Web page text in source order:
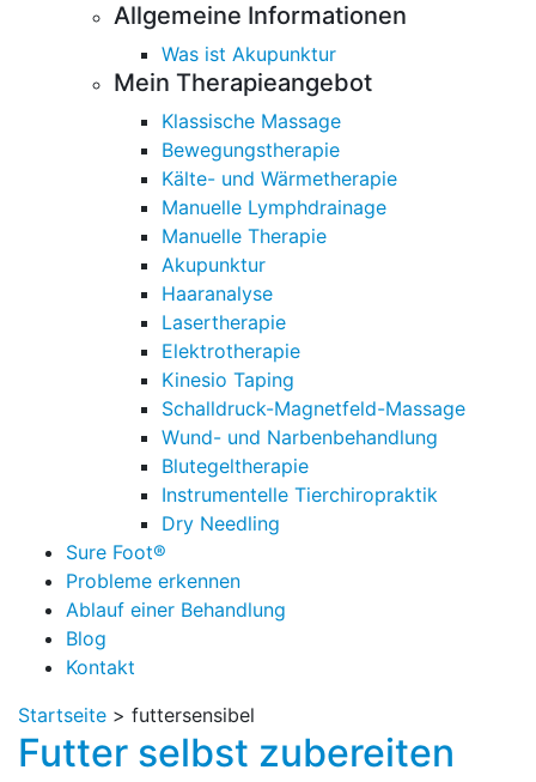
Allgemeine Informationen
Was ist Akupunktur
Mein Therapieangebot
Klassische Massage
Bewegungstherapie
Kälte- und Wärmetherapie
Manuelle Lymphdrainage
Manuelle Therapie
Akupunktur
Haaranalyse
Lasertherapie
Elektrotherapie
Kinesio Taping
Schalldruck-Magnetfeld-Massage
Wund- und Narbenbehandlung
Blutegeltherapie
Instrumentelle Tierchiropraktik
Dry Needling
Sure Foot®
Probleme erkennen
Ablauf einer Behandlung
Blog
Kontakt
Startseite > futtersensibel
Futter selbst zubereiten